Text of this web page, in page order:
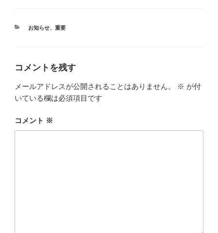
カ
お知らせ、 重要
コメントを残す
メールアドレスが公開されることはありません。 ※ が付
いている欄は必須項目です
コメント ※